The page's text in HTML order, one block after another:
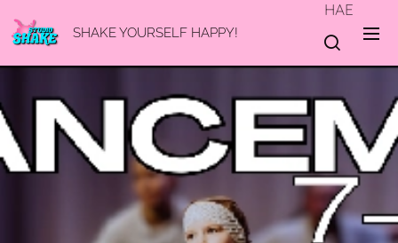
SHAKE YOURSELF HAPPY!
HAE